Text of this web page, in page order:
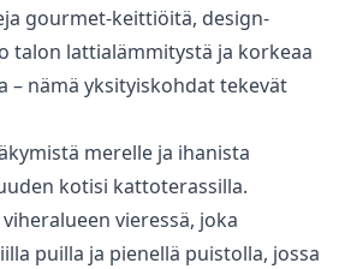
gourmet-keittiöitä, design-
talon lattialämmitystä ja korkeaa
– nämä yksityiskohdat tekevät
merelle ja ihanista
kotisi kattoterassilla.
vieressä, joka
puilla ja pienellä puistolla, jossa